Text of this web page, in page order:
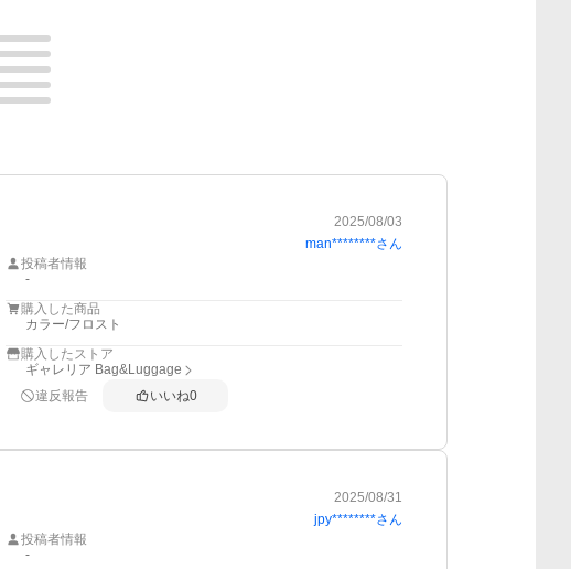
2025/08/03
man********さん
投稿者情報
-
購入した商品
カラー/フロスト
購入したストア
ギャレリア Bag&Luggage
違反報告
いいね0
2025/08/31
jpy********さん
投稿者情報
-